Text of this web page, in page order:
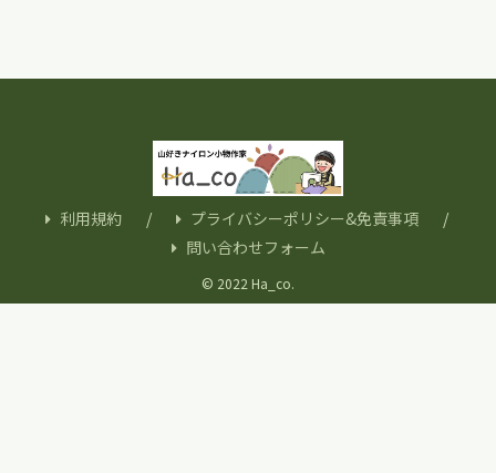
利用規約
プライバシーポリシー&免責事項
問い合わせフォーム
© 2022 Ha_co.